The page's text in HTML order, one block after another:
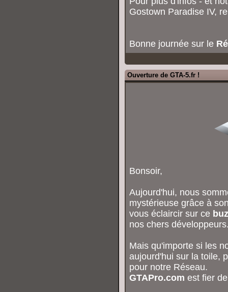
Gostown Paradise IV,
Bonne journée sur le
Ouverture de GTA-5.fr !
Bonsoir,
Aujourd'hui, nous
mystérieuse grâce à
vous éclaircir sur ce
nos chers
Mais qu'importe si les
aujourd'hui sur la toile,
pour notre Réseau.
GTAPro.com est fier